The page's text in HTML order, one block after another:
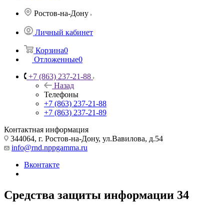
Ростов-на-Дону
Личный кабинет
Корзина0
Отложенные0
+7 (863) 237-21-88
Назад
Телефоны
+7 (863) 237-21-88
+7 (863) 237-21-89
Контактная информация
344064, г. Ростов-на-Дону, ул.Вавилова, д.54
info@rnd.nppgamma.ru
Вконтакте
Средства защиты информации 34